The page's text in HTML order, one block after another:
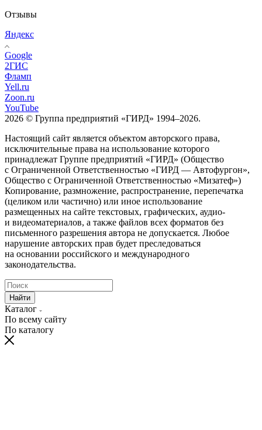
Отзывы
Яндекс
Google
2ГИС
Фламп
Yell.ru
Zoon.ru
YouTube
2026 © Группа предприятий «ГИРД» 1994–2026.
Настоящий сайт является объектом авторского права,
исключительные права на использование которого
принадлежат Группе предприятий «ГИРД» (Общество
с Ограниченной Ответственностью «ГИРД — Автофургон»,
Общество с Ограниченной Ответственностью «Мизатеф»)
Копирование, размножение, распространение, перепечатка
(целиком или частично) или иное использование
размещенных на сайте текстовых, графических, аудио-
и видеоматериалов, а также файлов всех форматов без
письменного разрешения автора не допускается. Любое
нарушение авторских прав будет преследоваться
на основании российского и международного
законодательства.
Найти
Каталог
По всему сайту
По каталогу